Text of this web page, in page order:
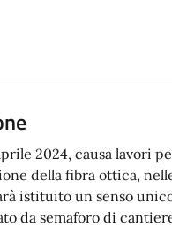
2024, causa lavori
della fibra ottica,
istituito un senso
da semaforo di